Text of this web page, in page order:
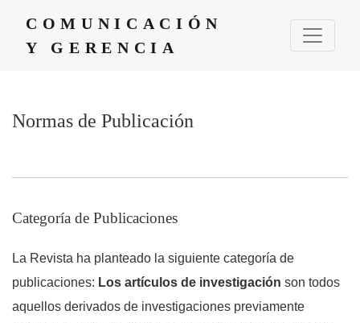
COMUNICACIÓN
Y GERENCIA
Normas de Publicación
Categoría de Publicaciones
La Revista ha planteado la siguiente categoría de
publicaciones: Los artículos de investigación son todos
aquellos derivados de investigaciones previamente